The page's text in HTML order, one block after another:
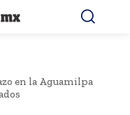
en la Aguamilpa